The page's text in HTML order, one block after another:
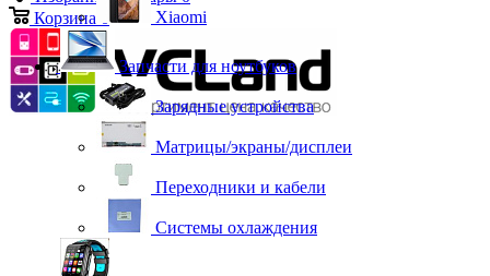
Корзина
Xiaomi
Запчасти для ноутбуков
Зарядные устройства
Матрицы/экраны/дисплеи
Переходники и кабели
Системы охлаждения